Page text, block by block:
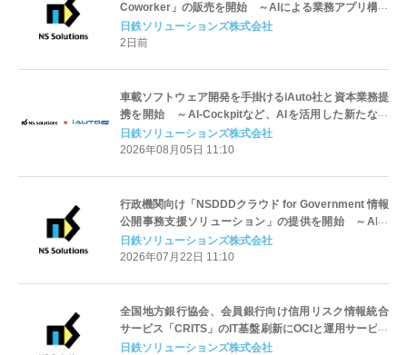
Coworker」の販売を開始 ～AIによる業務アプリ構築
から活用・定着までを支援～
日鉄ソリューションズ株式会社
2日前
車載ソフトウェア開発を手掛けるiAuto社と資本業務提
携を開始 ～AI-Cockpitなど、AIを活用した新たなユ
ーザー体験の創出へ～
日鉄ソリューションズ株式会社
2026年08月05日 11:10
行政機関向け「NSDDDクラウド for Government 情報
公開事務支援ソリューション」の提供を開始 ～AIを
活用し、情報公開事務や個人情報開示請求の対応を効
率化～
日鉄ソリューションズ株式会社
2026年07月22日 11:10
全国地方銀行協会、会員銀行向け信用リスク情報統合
サービス「CRITS」のIT基盤刷新にOCIと運用サービス
「emerald」を採用 ～コスト最適化・運用高度化・拡
日鉄ソリューションズ株式会社